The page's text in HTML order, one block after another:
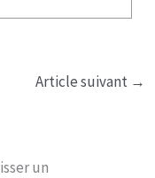
Article suivant →
un